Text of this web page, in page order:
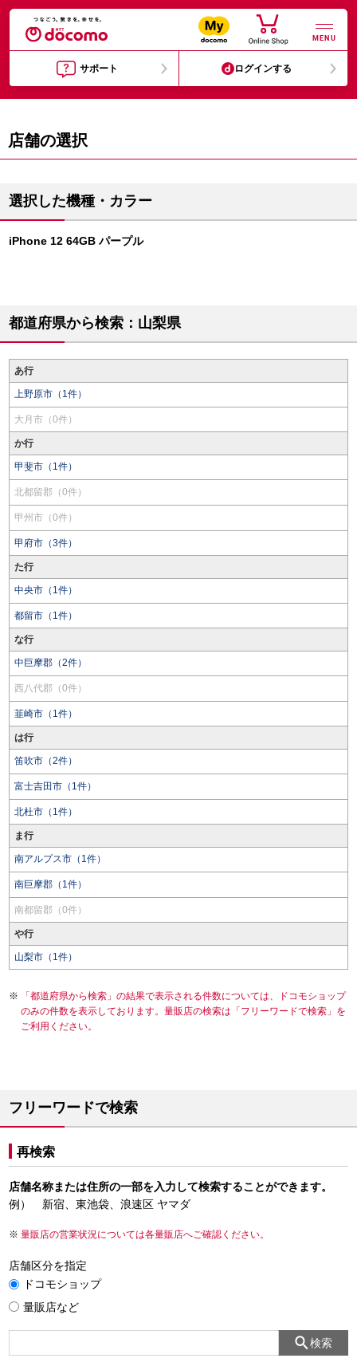
MENU
サポート ログインする
店舗の選択
選択した機種・カラー
iPhone 12 64GB パープル
都道府県から検索：山梨県
あ行
上野原市（1件）
大月市（0件）
か行
甲斐市（1件）
北都留郡（0件）
甲州市（0件）
甲府市（3件）
た行
中央市（1件）
都留市（1件）
な行
中巨摩郡（2件）
西八代郡（0件）
韮崎市（1件）
は行
笛吹市（2件）
富士吉田市（1件）
北杜市（1件）
ま行
南アルプス市（1件）
南巨摩郡（1件）
南都留郡（0件）
や行
山梨市（1件）
「都道府県から検索」の結果で表示される件数については、ドコモショップ
のみの件数を表示しております。量販店の検索は「フリーワードで検索」を
ご利用ください。
フリーワードで検索
再検索
店舗名称または住所の一部を入力して検索することができます。
例） 新宿、東池袋、浪速区 ヤマダ
量販店の営業状況については各量販店へご確認ください。
店舗区分を指定
ドコモショップ
量販店など
検索